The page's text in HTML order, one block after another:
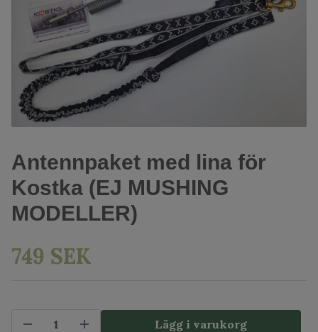
Antennpaket med lina för
Kostka (EJ MUSHING
MODELLER)
749 SEK
Lägg i varukorg